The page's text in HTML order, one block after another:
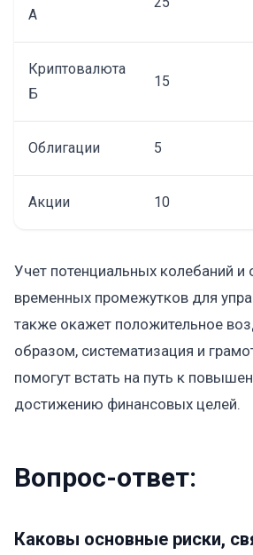
А
Криптовалюта
Б
15
Облигации 5
Акции 10
Учет потенциальных колебаний и
временных промежутков для
также окажет положительное
образом, систематизация и
помогут встать на путь к
достижению финансовых целей.
Вопрос-ответ:
Каковы основные риски,